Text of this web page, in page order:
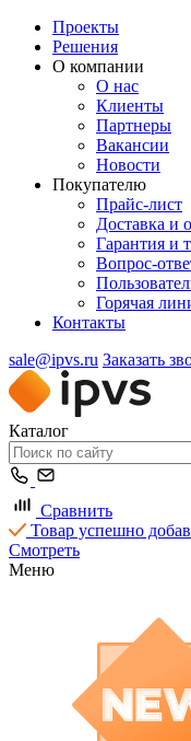
Проекты
Решения
О компании
О нас
Клиенты
Партнеры
Вакансии
Новости
Покупателю
Прайс-лист
Доставка и
Гарантия и
Вопрос-
Горячая
Контакты
sale@ipvs.ru Заказать
Каталог
Сравнить
Товар успешно
Смотреть
Меню